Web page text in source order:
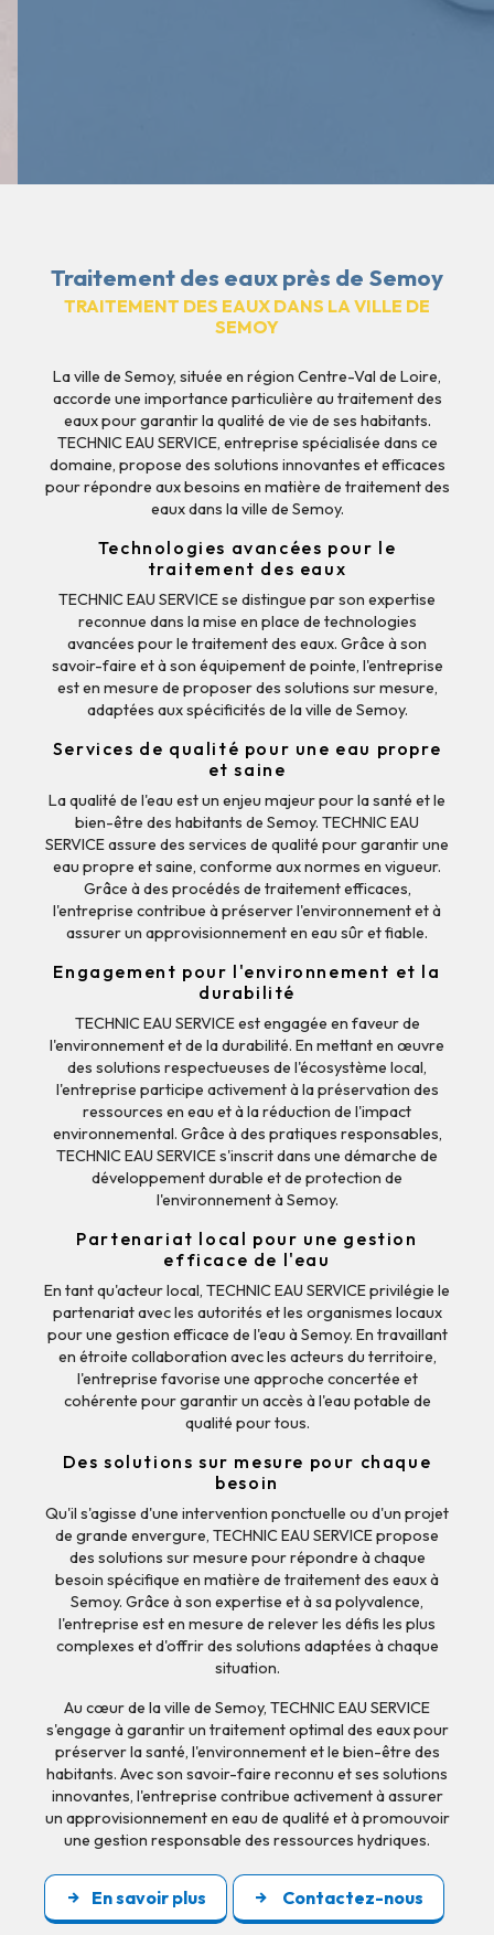
Traitement des eaux près de Semoy
TRAITEMENT DES EAUX DANS LA VILLE DE
SEMOY
La ville de Semoy, située en région Centre-Val de Loire,
accorde une importance particulière au traitement des
eaux pour garantir la qualité de vie de ses habitants.
TECHNIC EAU SERVICE, entreprise spécialisée dans ce
domaine, propose des solutions innovantes et efficaces
pour répondre aux besoins en matière de traitement des
eaux dans la ville de Semoy.
Technologies avancées pour le
traitement des eaux
TECHNIC EAU SERVICE se distingue par son expertise
reconnue dans la mise en place de technologies
avancées pour le traitement des eaux. Grâce à son
savoir-faire et à son équipement de pointe, l'entreprise
est en mesure de proposer des solutions sur mesure,
adaptées aux spécificités de la ville de Semoy.
Services de qualité pour une eau propre
et saine
La qualité de l'eau est un enjeu majeur pour la santé et le
bien-être des habitants de Semoy. TECHNIC EAU
SERVICE assure des services de qualité pour garantir une
eau propre et saine, conforme aux normes en vigueur.
Grâce à des procédés de traitement efficaces,
l'entreprise contribue à préserver l'environnement et à
assurer un approvisionnement en eau sûr et fiable.
Engagement pour l'environnement et la
durabilité
TECHNIC EAU SERVICE est engagée en faveur de
l'environnement et de la durabilité. En mettant en œuvre
des solutions respectueuses de l'écosystème local,
l'entreprise participe activement à la préservation des
ressources en eau et à la réduction de l'impact
environnemental. Grâce à des pratiques responsables,
TECHNIC EAU SERVICE s'inscrit dans une démarche de
développement durable et de protection de
l'environnement à Semoy.
Partenariat local pour une gestion
efficace de l'eau
En tant qu'acteur local, TECHNIC EAU SERVICE privilégie le
partenariat avec les autorités et les organismes locaux
pour une gestion efficace de l'eau à Semoy. En travaillant
en étroite collaboration avec les acteurs du territoire,
l'entreprise favorise une approche concertée et
cohérente pour garantir un accès à l'eau potable de
qualité pour tous.
Des solutions sur mesure pour chaque
besoin
Qu'il s'agisse d'une intervention ponctuelle ou d'un projet
de grande envergure, TECHNIC EAU SERVICE propose
des solutions sur mesure pour répondre à chaque
besoin spécifique en matière de traitement des eaux à
Semoy. Grâce à son expertise et à sa polyvalence,
l'entreprise est en mesure de relever les défis les plus
complexes et d'offrir des solutions adaptées à chaque
situation.
Au cœur de la ville de Semoy, TECHNIC EAU SERVICE
s'engage à garantir un traitement optimal des eaux pour
préserver la santé, l'environnement et le bien-être des
habitants. Avec son savoir-faire reconnu et ses solutions
innovantes, l'entreprise contribue activement à assurer
un approvisionnement en eau de qualité et à promouvoir
une gestion responsable des ressources hydriques.
En savoir plus Contactez-nous